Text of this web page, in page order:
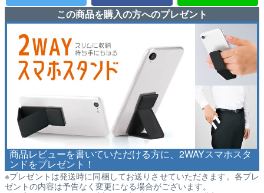
この商品を購入の方へのプレゼント
商品レビューを書いていただける方に、2WAYスマホスタ
ンドをプレゼント！
※プレゼントは発送時に同梱してお送りさせていただきます。各プレ
ゼントの内容は予告なく変更になる場合がございます。